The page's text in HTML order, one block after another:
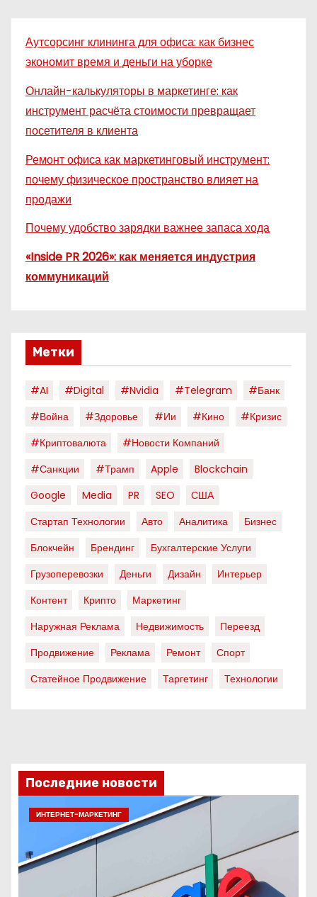
Аутсорсинг клининга для офиса: как бизнес
экономит время и деньги на уборке
Онлайн-калькуляторы в маркетинге: как
инструмент расчёта стоимости превращает
посетителя в клиента
Ремонт офиса как маркетинговый инструмент:
почему физическое пространство влияет на
продажи
Почему удобство зарядки важнее запаса хода
«Inside PR 2026»: как меняется индустрия
коммуникаций
Метки
#AI #digital #nvidia #telegram
#банк
#война
#здоровье #ии #кино
#кризис
#криптовалюта
#новости Компаний
#санкции
#трамп Apple
Blockchain
Google
Media PR SEO
США
Стартап Технологии
Авто Аналитика
Бизнес
Блокчейн
Брендинг
Бухгалтерские Услуги
Грузоперевозки
Деньги Дизайн
Интерьер
Контент
Крипто
Маркетинг
Наружная Реклама
Недвижимость
Переезд
Продвижение
Реклама Ремонт
Спорт
Статейное Продвижение
Таргетинг Технологии
Последние новости
ИНТЕРНЕТ-МАРКЕТИНГ